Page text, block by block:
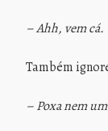
– Ahh, vem cá.
Também
– Poxa nem